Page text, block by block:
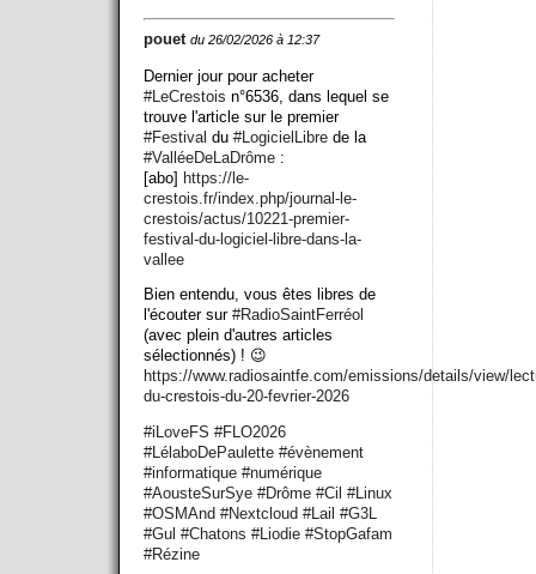
pouet du 26/02/2026 à 12:37
Dernier jour pour acheter
#LeCrestois n°6536, dans lequel se
trouve l'article sur le premier
#Festival du #LogicielLibre de la
#ValléeDeLaDrôme :
[abo] https://le-
crestois.fr/index.php/journal-le-
crestois/actus/10221-premier-
festival-du-logiciel-libre-dans-la-
vallee
Bien entendu, vous êtes libres de
l'écouter sur #RadioSaintFerréol
(avec plein d'autres articles
sélectionnés) ! 😉
https://www.radiosaintfe.com/emissions/details/view/
du-crestois-du-20-fevrier-2026
#iLoveFS #FLO2026
#LélaboDePaulette #évènement
#informatique #numérique
#AousteSurSye #Drôme #Cil #Linux
#OSMAnd #Nextcloud #Lail #G3L
#Gul #Chatons #Liodie #StopGafam
#Rézine